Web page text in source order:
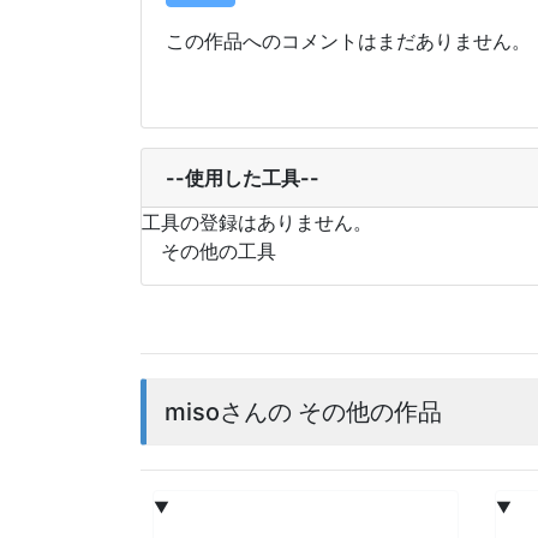
この作品へのコメントはまだありません。
--使用した工具--
工具の登録はありません。
その他の工具
misoさんの その他の作品
▼ ▼